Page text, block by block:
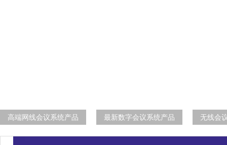
高端网线会议系统产品 最新数字会议系统产品 无线会